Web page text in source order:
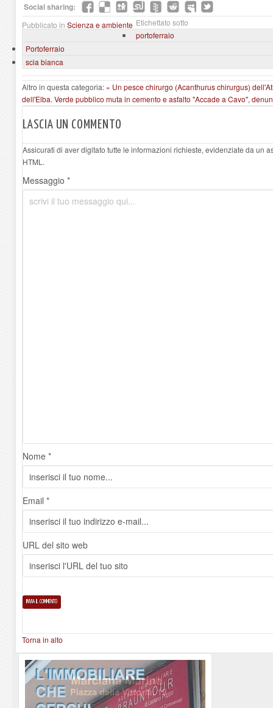
Social sharing:
Pubblicato in Scienza e ambiente Etichettato sotto
portoferraio
Portoferraio
scia bianca
Altro in questa categoria: « Un pesce chirurgo (Acanthurus chirurgus)
dell'Elba. Verde pubblico muta in cemento e asfalto "Accade a Cavo",
LASCIA UN COMMENTO
Assicurati di aver digitato tutte le informazioni richieste, evidenziate da un
HTML.
Messaggio *
Nome *
Email *
URL del sito web
Torna in alto